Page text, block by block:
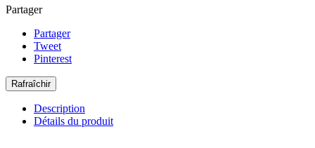
Partager
Partager
Tweet
Pinterest
Description
Détails du produit